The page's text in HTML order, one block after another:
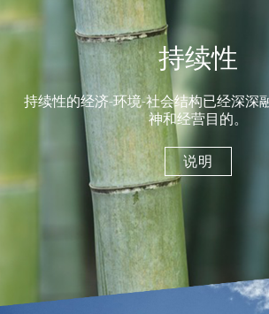
持续性
持续性的经济-环境-社会结构已经深深
神和经营目的。
说明